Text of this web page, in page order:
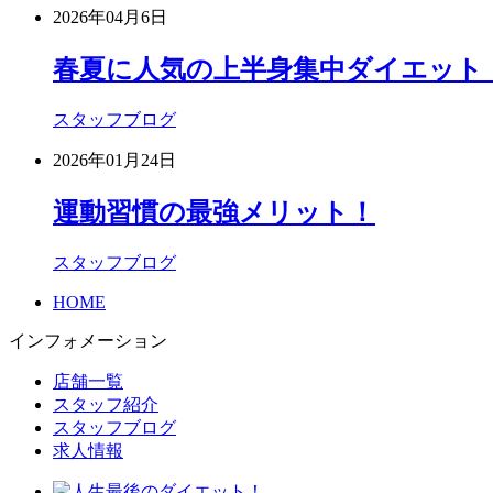
2026年04月6日
春夏に人気の上半身集中ダイエット
スタッフブログ
2026年01月24日
運動習慣の最強メリット！
スタッフブログ
HOME
インフォメーション
店舗一覧
スタッフ紹介
スタッフブログ
求人情報